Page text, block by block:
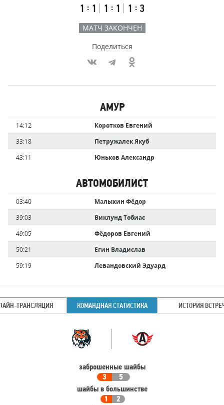
Первый
тайм
1 : 1
Второй
тайм
1 : 1
Третий
тайм
1 : 3
МАТЧ ЗАКОНЧЕН
Поделиться
забившие
голы
АМУР
Время Имя
игрока
14:12
Коротков Евгений
33:18
Петружалек Якуб
43:11
Юньков Александр
АВТОМОБИЛИСТ
Время Имя
игрока
03:40
Малыхин Фёдор
39:03
Виклунд Тобиас
49:05
Фёдоров Евгений
50:21
Егин Владислав
59:19
Левандовский Эдуард
ТРАНСЛЯЦИЯ КОМАНДНАЯ СТАТИСТИКА ИСТОРИЯ
Команда
заброшенные шайбы
3
5
шайбы в большинстве
1
2